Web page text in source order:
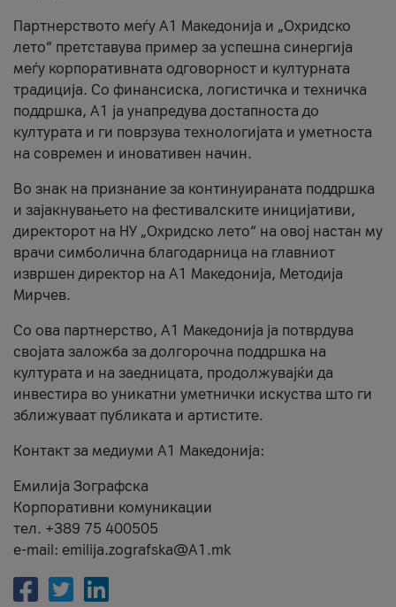
Партнерството меѓу A1 Македонија и „Охридско
лето“ претставува пример за успешна синергија
меѓу корпоративната одговорност и културната
традиција. Со финансиска, логистичка и техничка
поддршка, A1 ја унапредува достапноста до
културата и ги поврзува технологијата и уметноста
на современ и иновативен начин.
Во знак на признание за континуираната поддршка
и зајакнувањето на фестивалските иницијативи,
директорот на НУ „Охридско лето“ на овој настан му
врачи симболична благодарница на главниот
извршен директор на A1 Македонија, Методија
Мирчев.
Со ова партнерство, A1 Македонија ја потврдува
својата заложба за долгорочна поддршка на
културата и на заедницата, продолжувајќи да
инвестира во уникатни уметнички искуства што ги
зближуваат публиката и артистите.
Контакт за медиуми А1 Македонија:
Емилија Зографска
Корпоративни комуникации
тел. +389 75 400505
e-mail: emilija.zografska@A1.mk